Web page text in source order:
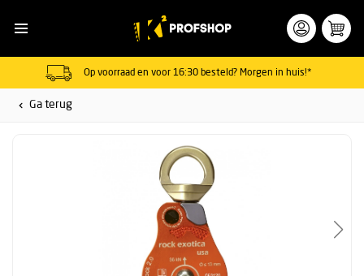
Op voorraad en voor 16:30 besteld? Morgen in huis!*
Ga terug